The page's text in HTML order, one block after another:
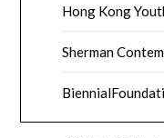
Hong Kong
Sherman